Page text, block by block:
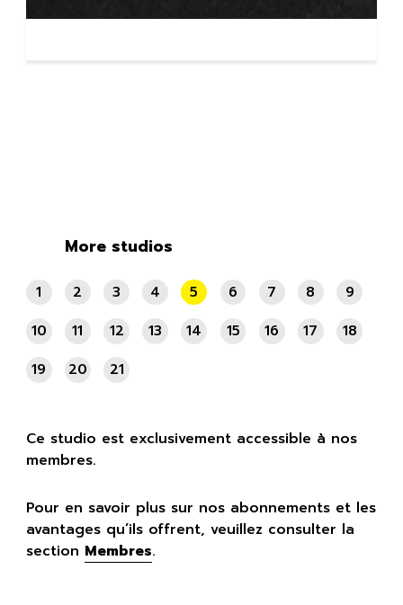
Ce studio est exclusivement accessible à nos
membres.
Pour en savoir plus sur nos abonnements et les
avantages qu’ils offrent, veuillez consulter la
section Membres.
More studios
1 2 3 4 5 6 7 8
9
10
11 12 13 14 15 16 17
18
19
20 21